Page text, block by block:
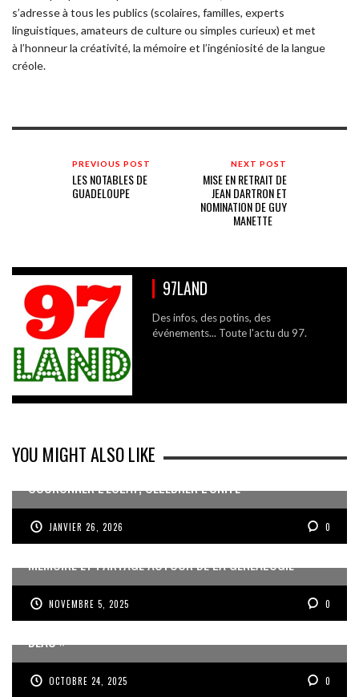
s’adresse à tous les publics (scolaires, familles, experts
linguistiques, amateurs de culture ou simples curieux) et met
à l’honneur la créativité, la mémoire et l’ingéniosité de la langue
créole.
PREVIOUS POST
LES NOTABLES DE
GUADELOUPE
NEXT POST
MISE EN RETRAIT DE
JEAN DARTRON ET
NOMINATION DE GUY
MANETTE
97LAND
Des infos, des potins, des
événements... Toute l'actu du 97.
YOU MIGHT ALSO LIKE
COURONNER L’ÉCLAT, CÉLÉBRER L’UNITÉ
JANVIER 26, 2026 0
MÉMOIRE ET PARTAGE AUTOUR DE LA GÉNÉALOGIE
NOVEMBRE 5, 2025 0
JEAN-PIERRE VOLET : « L’OBJECTIF EST DE PRODUIRE DU
BEAU »
OCTOBRE 24, 2025 0